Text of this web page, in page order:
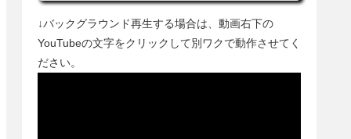
↓バックグラウンド再生する場合は、動画右下の
YouTubeの文字をクリックして別ワクで動作させてく
ださい。